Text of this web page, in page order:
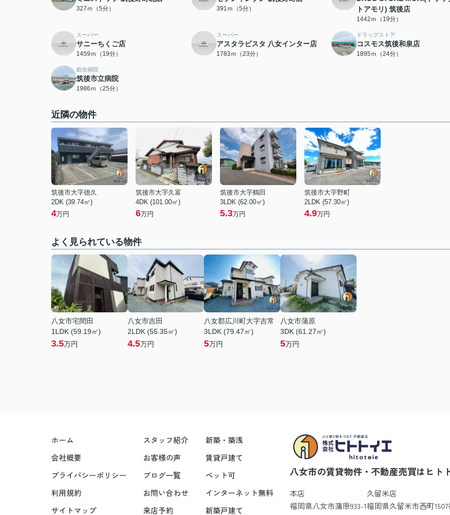
327ｍ（5分） 391ｍ（5分）
トアモリ) 筑後店
1442ｍ（19分）
スーパー
サニーちくご店
1459ｍ（19分）
スーパー
アスタラビスタ 八女インター店
1783ｍ（23分）
ドラッグストア
コスモス筑後和泉店
1895ｍ（24分）
総合病院
筑後市立病院
1986ｍ（25分）
近隣の物件
筑後市大字徳久
2DK (39.74㎡)
4万円
筑後市大字久富
4DK (101.00㎡)
6万円
筑後市大字鶴田
3LDK (62.00㎡)
5.3万円
筑後市大字野町
2LDK (57.30㎡)
4.9万円
よく見られている物件
八女市宅間田
1LDK (59.19㎡)
3.5万円
八女市吉田
2LDK (55.35㎡)
4.5万円
八女郡広川町大字吉常
3LDK (79.47㎡)
5万円
八女市蒲原
3DK (61.27㎡)
5万円
ホーム
会社概要
プライバシーポリシー
利用規約
サイトマップ
スタッフ紹介
お客様の声
ブログ一覧
お問い合わせ
来店予約
新築・築浅
賃貸戸建て
ペット可
インターネット無料
新築戸建て
八女市の賃貸物件・不動産売買はヒト
本店
福岡県八女市蒲原933-1
久留米店
福岡県久留米市西町